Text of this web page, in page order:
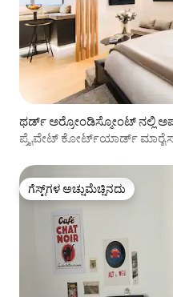
ಥರ್ಡ್ ಅರ್ರೋಂಡಿಸ್ಮೋಂಟ್ ನಲ್ಲಿ
ಪ್ರೈವೇಟ್ ಕೋರ್ಟ್‌ಯಾರ್ಡ್
ಗೆಸ್ಟ್‌ಗಳ ಅಚ್ಚುಮೆಚ್ಚಿನದು
ಗೆಸ್ಟ್‌ಗಳ ಅಚ್ಚುಮೆಚ್ಚಿನದು